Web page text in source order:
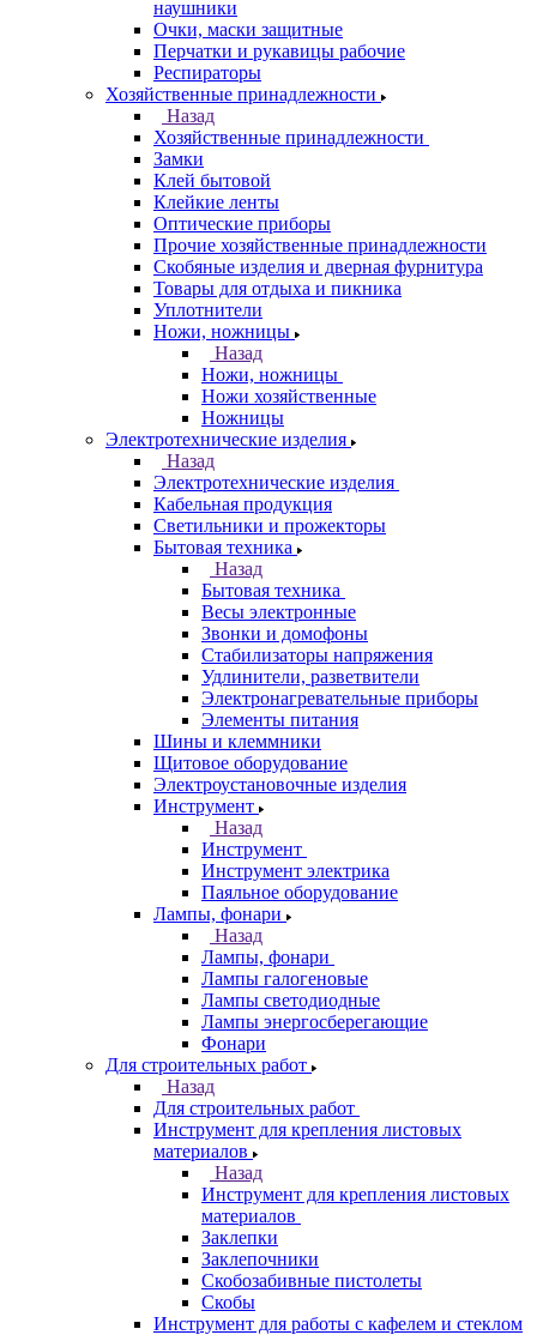
наушники
Очки, маски защитные
Перчатки и рукавицы рабочие
Респираторы
Хозяйственные принадлежности
Назад
Хозяйственные принадлежности
Замки
Клей бытовой
Клейкие ленты
Оптические приборы
Прочие хозяйственные принадлежности
Скобяные изделия и дверная фурнитура
Товары для отдыха и пикника
Уплотнители
Ножи, ножницы
Назад
Ножи, ножницы
Ножи хозяйственные
Ножницы
Электротехнические изделия
Назад
Электротехнические изделия
Кабельная продукция
Светильники и прожекторы
Бытовая техника
Назад
Бытовая техника
Весы электронные
Звонки и домофоны
Стабилизаторы напряжения
Удлинители, разветвители
Электронагревательные приборы
Элементы питания
Шины и клеммники
Щитовое оборудование
Электроустановочные изделия
Инструмент
Назад
Инструмент
Инструмент электрика
Паяльное оборудование
Лампы, фонари
Назад
Лампы, фонари
Лампы галогеновые
Лампы светодиодные
Лампы энергосберегающие
Фонари
Для строительных работ
Назад
Для строительных работ
Инструмент для крепления листовых
материалов
Назад
Инструмент для крепления листовых
материалов
Заклепки
Заклепочники
Скобозабивные пистолеты
Скобы
Инструмент для работы с кафелем и стеклом